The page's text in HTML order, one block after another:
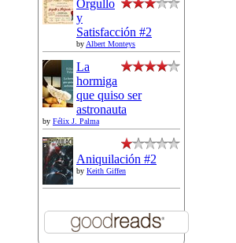
Orgullo
y
Satisfacción #2
by Albert Monteys
La
hormiga
que quiso ser
astronauta
by Félix J. Palma
Aniquilación #2
by Keith Giffen